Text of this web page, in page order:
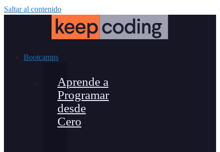
Saltar al contenido
Bootcamps
Aprende a
Programar
desde
Cero